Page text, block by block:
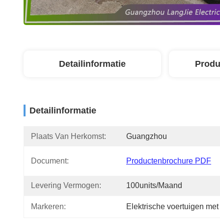
Detailinformatie
Detailinformatie
Plaats Van Herkomst: Guangzhou
Document: Productenbrochure PDF
Levering Vermogen: 100units/maand
Markeren: Elektrische voertuigen